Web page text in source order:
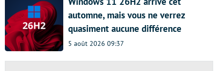
automne, mais vous ne verrez
quasiment aucune différence
5 août 2026 09:37